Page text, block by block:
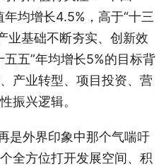
均增长4.5%，高于“十三
业基础不断夯实、创新效
五”年均增长5%的目标背
产业转型、项目投资、营
振兴逻辑。
是外界印象中那个气喘吁
全方位打开发展空间、积